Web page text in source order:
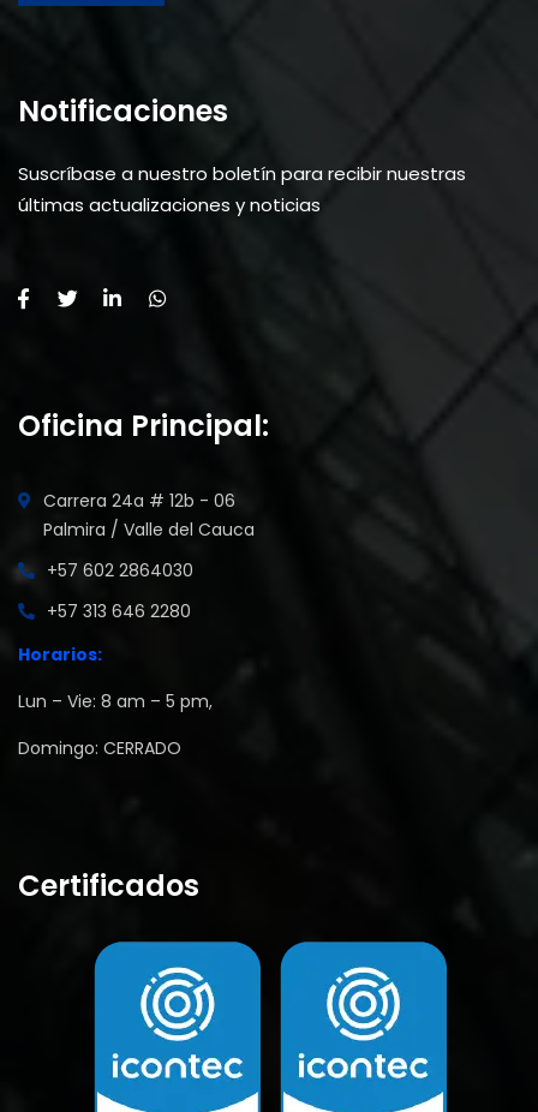
Notificaciones
Suscríbase a nuestro boletín para recibir nuestras
últimas actualizaciones y noticias
Oficina Principal:
Carrera 24a # 12b - 06
Palmira / Valle del Cauca
+57 602 2864030
‪+57 313 646 2280
Horarios:
Lun – Vie: 8 am – 5 pm,
Domingo: CERRADO
Certificados